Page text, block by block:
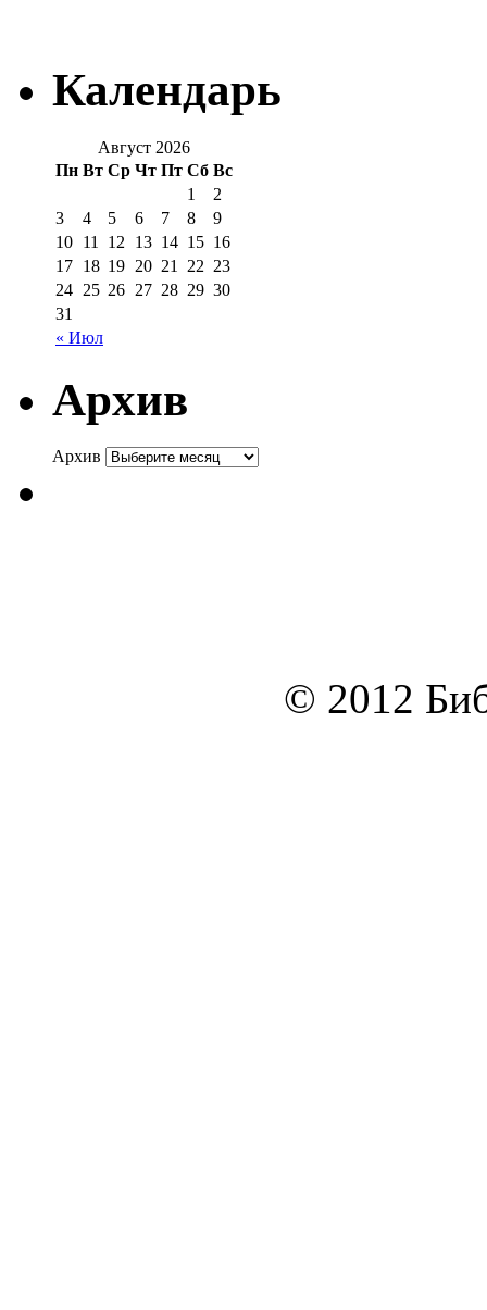
Календарь
Август 2026
Пн Вт Ср Чт Пт Сб Вс
« Июл
1
2
3
4 5 6 7 8
9
10 11 12 13 14 15 16
17 18 19 20 21 22 23
24 25 26 27 28 29 30
31
Архив
Архив
© 2012